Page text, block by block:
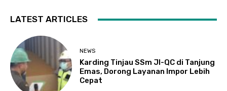
LATEST ARTICLES
NEWS
Karding Tinjau SSm JI-QC di Tanjung
Emas, Dorong Layanan Impor Lebih
Cepat